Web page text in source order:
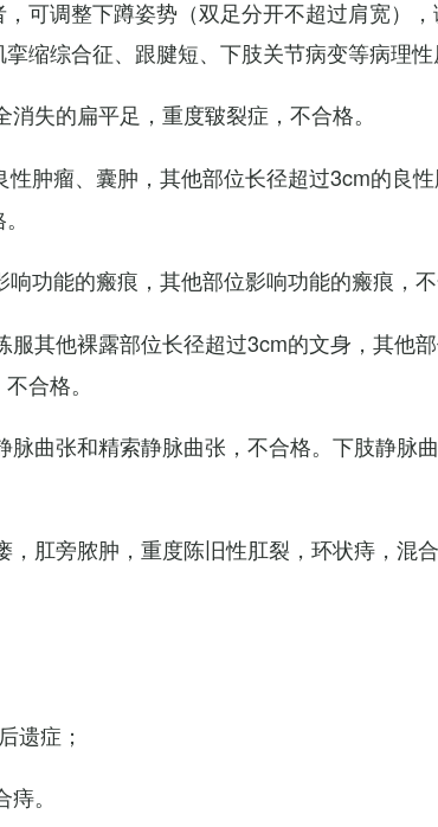
可调整下蹲姿势（双足分开不超过肩宽）
缩综合征、跟腱短、下肢关节病变等病理性
失的扁平足，重度皲裂症，不合格。
肿瘤、囊肿，其他部位长径超过3cm的良
功能的瘢痕，其他部位影响功能的瘢痕，不
其他裸露部位长径超过3cm的文身，其他
合格。
脉曲张和精索静脉曲张，不合格。下肢静脉
肛旁脓肿，重度陈旧性肛裂，环状痔，混合
遗症；
。